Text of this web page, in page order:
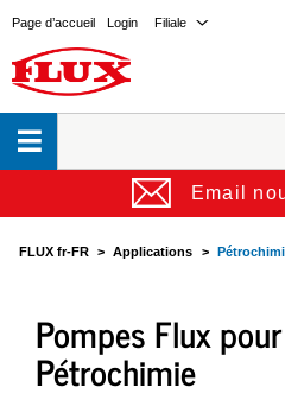
Filiale
Login
Page d’accueil
Email
FLUX fr-FR Applications
Pompes Flux
Pétrochimie